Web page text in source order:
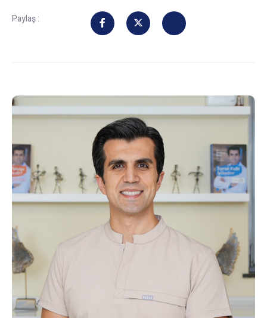
Paylaş :